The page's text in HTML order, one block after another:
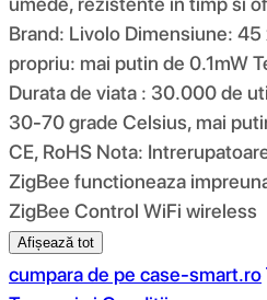
Brand: Livolo Dimensiune:
propriu: mai putin de 0.1mW
Durata de viata : 30.000 de
30-70 grade Celsius, mai
CE, RoHS Nota:
ZigBee functioneaza
ZigBee Control WiFi wireless
Afișează tot
cumpara de pe case-smart.ro